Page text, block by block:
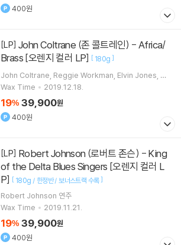
400원
[LP]
Brass [오렌지 컬러 LP] [ 180g ]
John Coltrane Reggie Workman Elvin Jones Mc
Coy Tyner 연주
Wax Time 2019.12.18.
19% 39,900원
400원
[LP]
of the Delta Blues Singers [오렌지 컬러 L
P] [ 180g / 한정반 / 보너스트랙 수록]
Robert Johnson 연주
Wax Time
2019.11.21.
19% 39,900원
400원